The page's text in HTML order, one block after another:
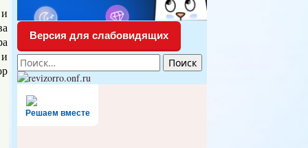
Версия для слабовидящих
Найти:
Решаем вместе